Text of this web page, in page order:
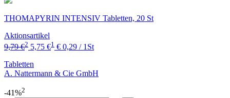
THOMAPYRIN INTENSIV Tabletten, 20 St
Aktionsartikel
9,79 €2 5,75 €1 € 0,29 / 1St
Tabletten
A. Nattermann & Cie GmbH
-41%2